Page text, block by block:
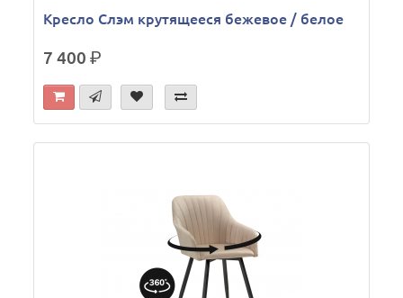
Кресло Слэм крутящееся бежевое / белое
7 400р.